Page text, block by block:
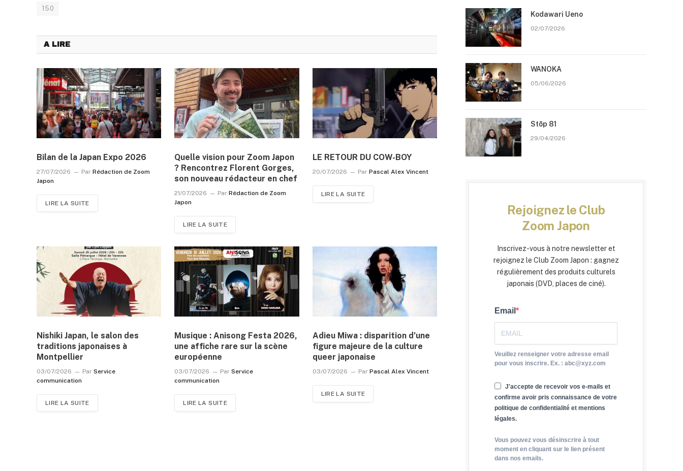
150
A LIRE
Bilan de la Japan Expo 2026
27/07/2026 Par Rédaction de Zoom
Japon
LIRE LA SUITE
Quelle vision pour Zoom Japon
? Rencontrez Florent Gorges,
son nouveau rédacteur en chef
21/07/2026 Par Rédaction de Zoom
Japon
LIRE LA SUITE
LE RETOUR DU COW-BOY
20/07/2026 Par Pascal Alex Vincent
LIRE LA SUITE
Nishiki Japan, le salon des
traditions japonaises à
Montpellier
03/07/2026 Par Service
communication
LIRE LA SUITE
Musique : Anisong Festa 2026,
une affiche rare sur la scène
européenne
03/07/2026 Par Service
communication
LIRE LA SUITE
Adieu Miwa : disparition d’une
figure majeure de la culture
queer japonaise
03/07/2026 Par Pascal Alex Vincent
LIRE LA SUITE
Kodawari Ueno
02/07/2026
WANOKA
05/06/2026
Stōp 81
29/04/2026
Rejoignez le Club
Zoom Japon
Inscrivez-vous à notre newsletter et
rejoignez le Club Zoom Japon : gagnez
régulièrement des produits culturels
japonais (DVD, places de ciné).
Email
Veuillez renseigner votre adresse email
pour vous inscrire. Ex. : abc@xyz.com
J'accepte de recevoir vos e-mails et
confirme avoir pris connaissance de votre
politique de confidentialité et mentions
légales.
Vous pouvez vous désinscrire à tout
moment en cliquant sur le lien présent
dans nos emails.